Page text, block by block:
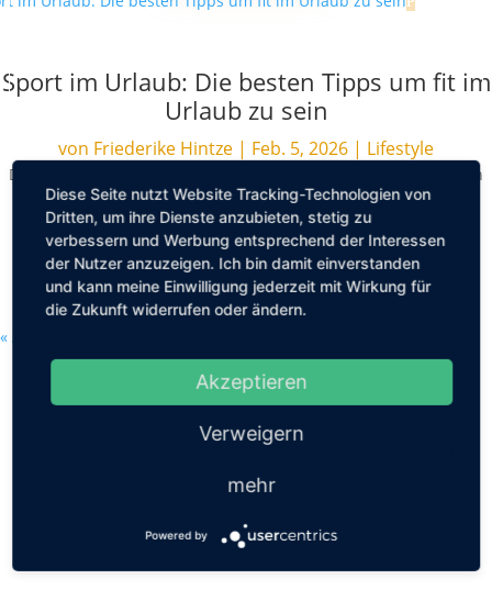
Sport im Urlaub: Die besten Tipps um fit im
Urlaub zu sein
von Friederike Hintze | Feb. 5, 2026 | Lifestyle
Der Urlaub ist für die meisten von uns das Highlight des ganzen
Jahres. Endlich raus aus dem Alltag und den eigenen vier
Wänden, die Seele baumeln...
MEHR LESEN
« Ältere Einträge
Diese Seite nutzt Website Tracking-Technologien von
Dritten, um ihre Dienste anzubieten, stetig zu
verbessern und Werbung entsprechend der Interessen
der Nutzer anzuzeigen. Ich bin damit einverstanden
und kann meine Einwilligung jederzeit mit Wirkung für
die Zukunft widerrufen oder ändern.
Akzeptieren
Verweigern
mehr
Powered by